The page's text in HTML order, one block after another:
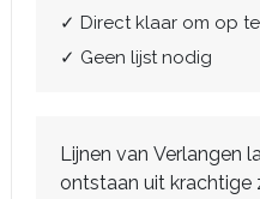
✓ Direct klaar om op
✓ Geen lijst nodig
Lijnen van Verlangen
ontstaan uit krachtige